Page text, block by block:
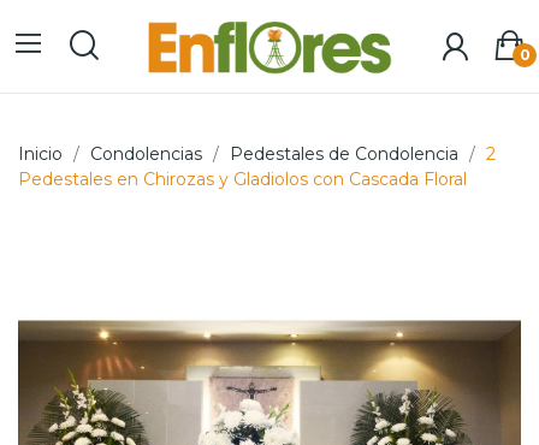
0
Inicio Condolencias Pedestales de Condolencia
2
Pedestales en Chirozas y Gladiolos con Cascada Floral